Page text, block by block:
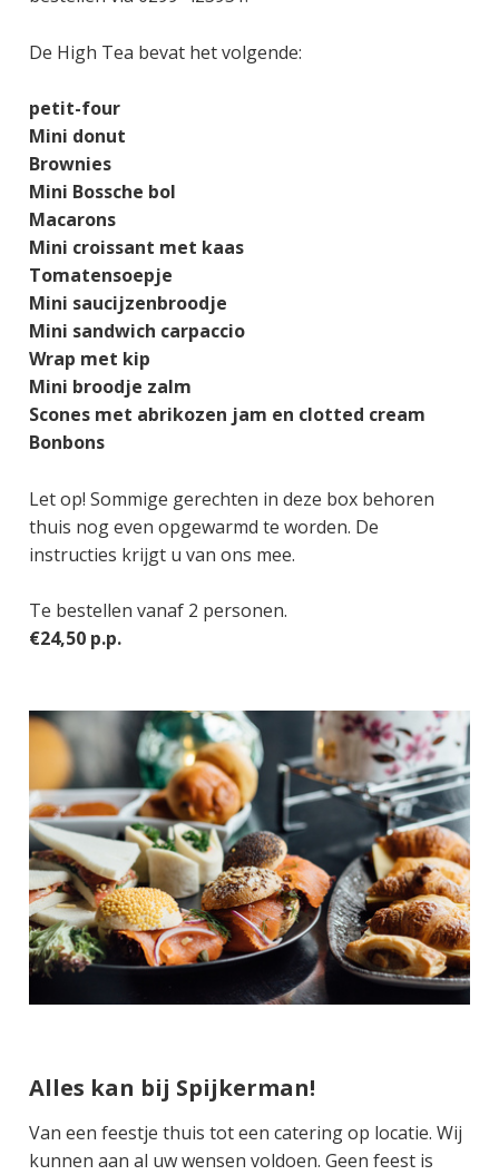
De High Tea bevat het volgende:
petit-four
Mini donut
Brownies
Mini Bossche bol
Macarons
Mini croissant met kaas
Tomatensoepje
Mini saucijzenbroodje
Mini sandwich carpaccio
Wrap met kip
Mini broodje zalm
Scones met abrikozen jam en clotted cream
Bonbons
Let op! Sommige gerechten in deze box behoren
thuis nog even opgewarmd te worden. De
instructies krijgt u van ons mee.
Te bestellen vanaf 2 personen.
€24,50 p.p.
Alles kan bij Spijkerman!
Van een feestje thuis tot een catering op locatie. Wij
kunnen aan al uw wensen voldoen. Geen feest is